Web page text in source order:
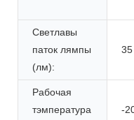
Светлавы
паток лямпы
(лм):
35
Рабочая
тэмпература
-